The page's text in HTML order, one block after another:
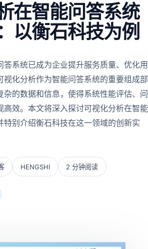
在智能问答系统
以衡石科技为例
答系统已成为企业提升服务质量、优化用
视化分析作为智能问答系统的重要组成部
杂的数据和信息，使得系统性能评估、问
高效。本文将深入探讨可视化分析在智能
特别介绍衡石科技在这一领域的创新实
HENGSHI 2 分钟阅读